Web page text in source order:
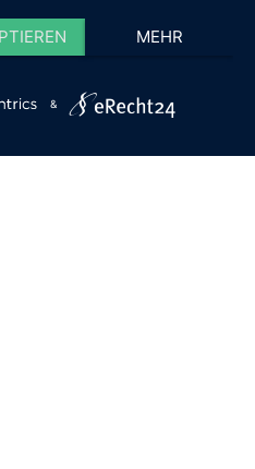
MEHR
&